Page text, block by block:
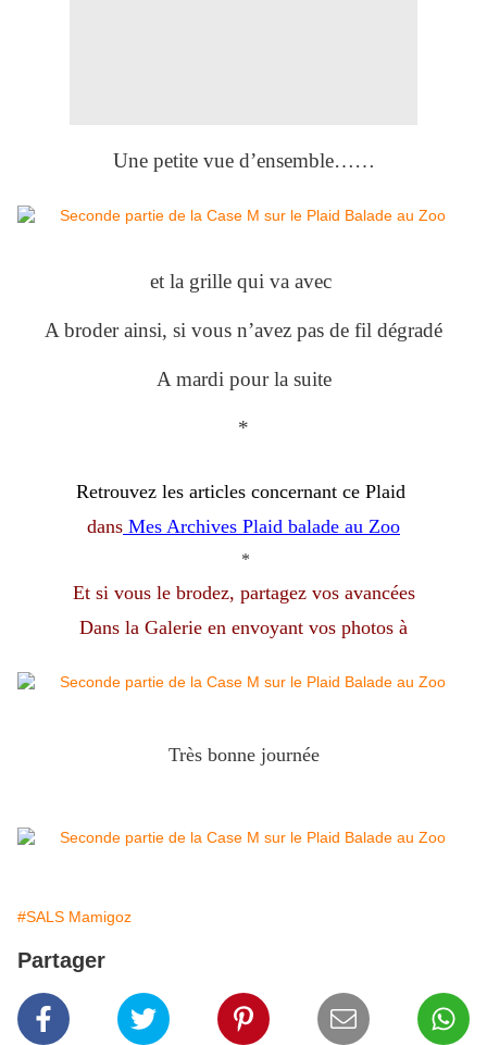
Une petite vue d’ensemble……
et la grille qui va avec
A broder ainsi, si vous n’avez pas de fil dégradé
A mardi pour la suite
*
Retrouvez les articles concernant ce Plaid
dans Mes Archives Plaid balade au Zoo
*
Et si vous le brodez, partagez vos avancées
Dans la Galerie en envoyant vos photos à
Très bonne journée
#SALS Mamigoz
Partager